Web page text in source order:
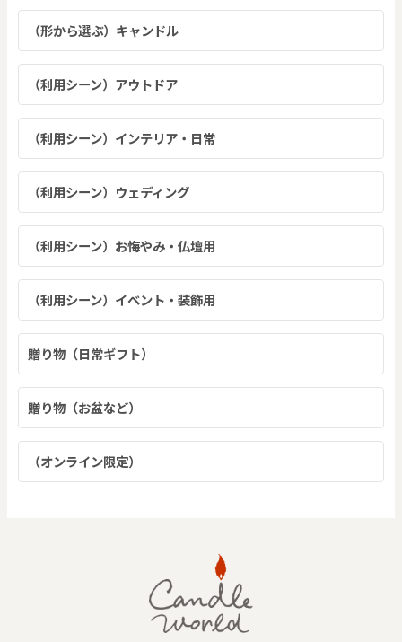
（形から選ぶ）キャンドル
（利用シーン）アウトドア
（利用シーン）インテリア・日常
（利用シーン）ウェディング
（利用シーン）お悔やみ・仏壇用
（利用シーン）イベント・装飾用
贈り物（日常ギフト）
贈り物（お盆など）
（オンライン限定）